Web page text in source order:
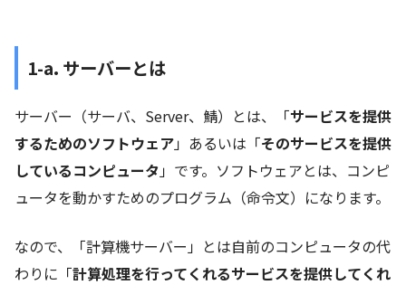
1-a. サーバーとは
サーバー（サーバ、Server、鯖）とは、「サービスを提供
するためのソフトウェア」あるいは「そのサービスを提供
しているコンピュータ」です。ソフトウェアとは、コンピ
ュータを動かすためのプログラム（命令文）になります。
なので、「計算機サーバー」とは自前のコンピュータの代
わりに「計算処理を行ってくれるサービスを提供してくれ